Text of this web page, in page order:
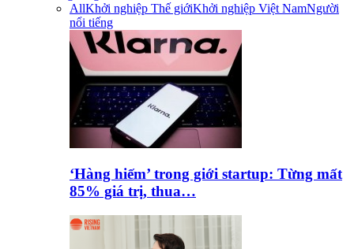
AllKhởi nghiệp Thế giớiKhởi nghiệp Việt NamNgười
nổi tiếng
‘Hàng hiếm’ trong giới startup: Từng mất
85% giá trị, thua…